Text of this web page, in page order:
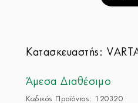
Κατασκευαστής:
Άμεσα Διαθέσιμο
Κωδικός Προϊόντος: 120320